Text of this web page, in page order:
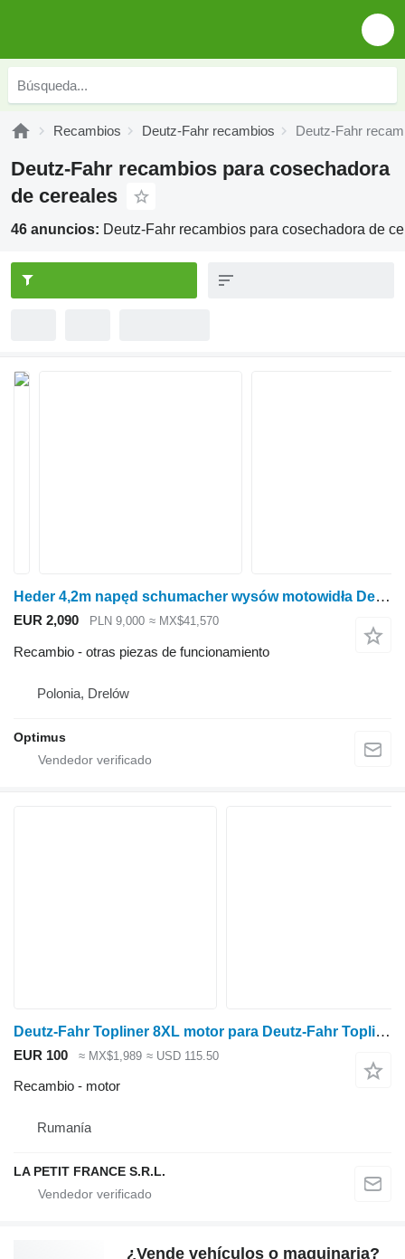
Recambios Deutz-Fahr recambios Deutz-Fahr
Deutz-Fahr recambios para cosechadora
de cereales
46 anuncios: Deutz-Fahr recambios para cosechadora de
Heder 4,2m napęd schumacher wysów motowidła Deutz Fahr M2480,2780,2680 Deutz-Fahr para cosechadora de cereales
EUR 2,090 PLN 9,000 ≈ MX$41,570
Recambio - otras piezas de funcionamiento
Polonia, Drelów
Optimus
Deutz-Fahr Topliner 8XL motor para Deutz-Fahr Topliner 8XL cosechadora de cereales
EUR 100 ≈ MX$1,989 ≈ USD 115.50
Recambio - motor
Rumanía
LA PETIT FRANCE S.R.L.
¿Vende vehículos o maquinaria?